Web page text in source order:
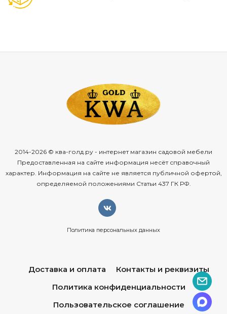
2014-2026 © ква-голд.ру - интернет магазин садовой мебели
Предоставленная на сайте информация несёт справочный
характер. Информация на сайте не является публичной офертой,
определяемой положениями Статьи 437 ГК РФ.
Политика персональных данных
Доставка и оплата
Контакты и реквизиты
Политика конфиденциальности
Пользовательское соглашение